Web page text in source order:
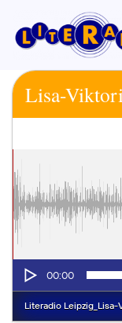
Inhalt
springen
Lisa-